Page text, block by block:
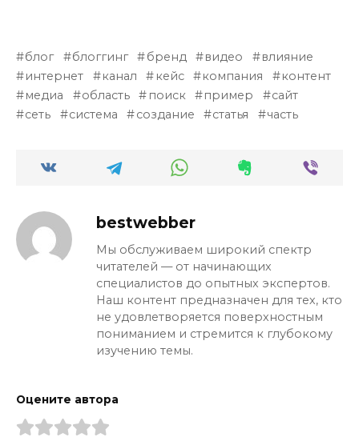
блог блоггинг бренд видео
влияние
интернет
канал кейс компания
контент
медиа
область поиск пример
сайт
сеть
система создание статья часть
bestwebber
Мы обслуживаем широкий спектр
читателей — от начинающих
специалистов до опытных экспертов.
Наш контент предназначен для тех, кто
не удовлетворяется поверхностным
пониманием и стремится к глубокому
изучению темы.
Оцените автора